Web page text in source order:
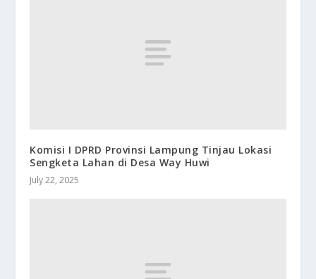
Komisi I DPRD Provinsi Lampung Tinjau Lokasi
Sengketa Lahan di Desa Way Huwi
July 22, 2025